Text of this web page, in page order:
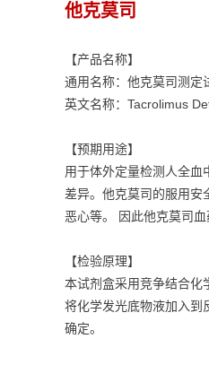
他克莫司
【产品名称】
通用名称：他克莫司测定
英文名称：Tacrolimus
【预期用途】
用于体外定量检测人全
差异。他克莫司的服用安
恶心等。 因此他克莫司
【检验原理】
本试剂盒采用竞争结合化
将化学发光底物液加入到
确定。